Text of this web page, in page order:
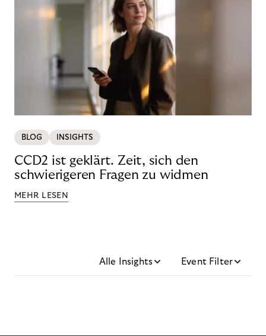
BLOG INSIGHTS
CCD2 ist geklärt. Zeit, sich den
schwierigeren Fragen zu widmen
MEHR LESEN
Alle Insights Event Filter